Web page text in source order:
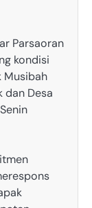
Parsaoran
kondisi
Musibah
dan Desa